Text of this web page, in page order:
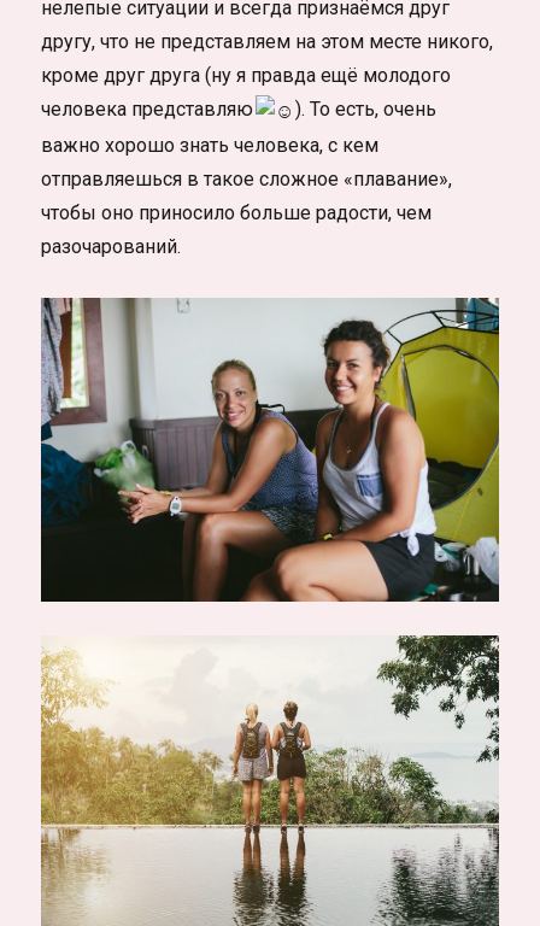
нелепые ситуации и всегда признаёмся друг
другу, что не представляем на этом месте никого,
кроме друг друга (ну я правда ещё молодого
человека представляю
). То есть, очень
важно хорошо знать человека, с кем
отправляешься в такое сложное «плавание»,
чтобы оно приносило больше радости, чем
разочарований.